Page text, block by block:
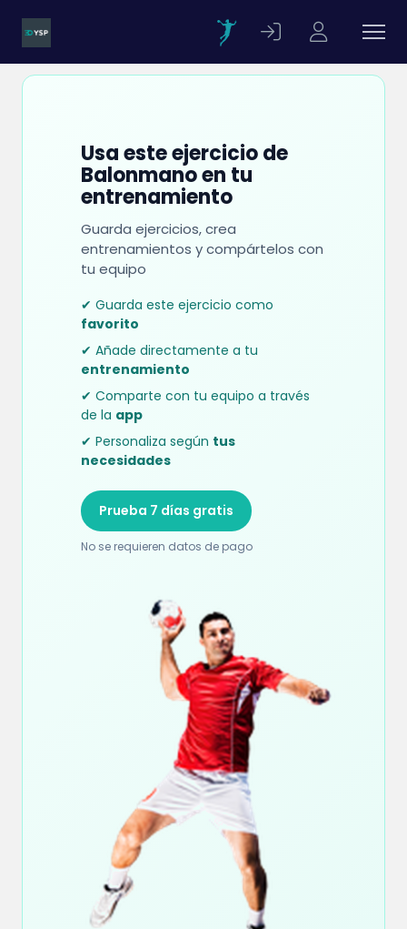
Usa este ejercicio de
Balonmano en tu
entrenamiento
Guarda ejercicios, crea
entrenamientos y compártelos con
tu equipo
✔ Guarda este ejercicio como
favorito
✔ Añade directamente a tu
entrenamiento
✔ Comparte con tu equipo a través
de la app
✔ Personaliza según tus
necesidades
Prueba 7 días gratis
No se requieren datos de pago